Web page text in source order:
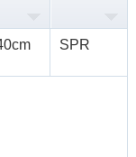
SPR